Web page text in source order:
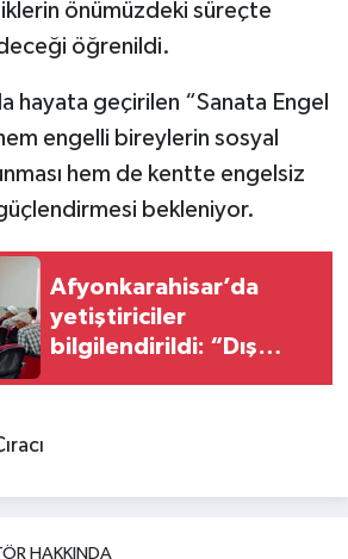
önümüzdeki süreçte
öğrenildi.
hayata geçirilen “Sanata Engel
engelli bireylerin sosyal
hem de kentte engelsiz
güçlendirmesi bekleniyor.
Afyonkarahisar’da
yetiştiriciler
bilgilendirildi: “Dış
HAKKINDA